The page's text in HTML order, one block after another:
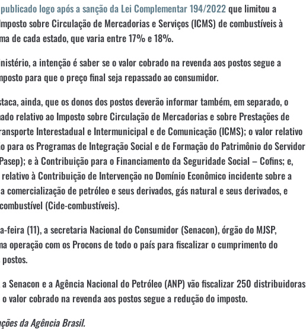
logo após a sanção da Lei Complementar 194/2022que limitou a
sobre Circulação de Mercadorias e Serviços (ICMS) de combustíveis à
de cada estado, que varia entre 17% e 18%.
a intenção é saber se o valor cobrado na revenda aos postos segue a
para que o preço final seja repassado ao consumidor.
ainda, que os donos dos postos deverão informar também, em separado, o
relativo ao Imposto sobre Circulação de Mercadorias e sobre Prestações de
Interestadual e Intermunicipal e de Comunicação (ICMS); o valor relativo
para os Programas de Integração Social e de Formação do Patrimônio do Servidor
e à Contribuição para o Financiamento da Seguridade Social – Cofins; e,
à Contribuição de Intervenção no Domínio Econômico incidente sobre a
comercialização de petróleo e seus derivados, gás natural e seus derivados, e
(Cide-combustíveis).
feira (11), a secretaria Nacional do Consumidor (Senacon), órgão do MJSP,
operação com os Procons de todo o país para fiscalizar o cumprimento do
Senacon e a Agência Nacional do Petróleo (ANP) vão fiscalizar 250 distribuidoras
valor cobrado na revenda aos postos segue a redução do imposto.
da Agência Brasil.